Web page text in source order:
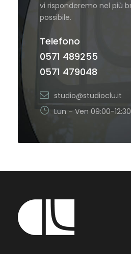
vi risponderemo nel più
possibile.
Telefono
0571 489255
0571 479048
studio@studioclu.it
Lun – Ven 09:00-